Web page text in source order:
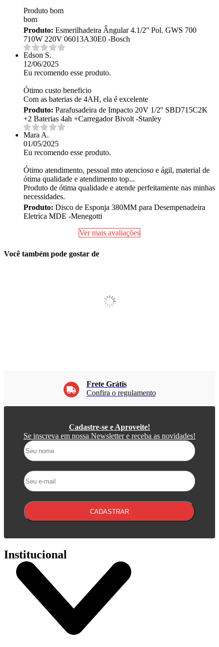
Produto bom
bom
Produto: Esmerilhadeira Ângular 4.1/2'' Pol. GWS 700
710W 220V 06013A30E0 -Bosch
Edson S.
12/06/2025
Eu recomendo esse produto.
Ótimo custo beneficio
Com as baterias de 4AH, ela é excelente
Produto: Parafusadeira de Impacto 20V 1/2'' SBD715C2K
+2 Baterias 4ah +Carregador Bivolt -Stanley
Mara A.
01/05/2025
Eu recomendo esse produto.
Ótimo atendimento, pessoal mto atencioso e ágil, material de
ótima qualidade e atendimento top...
Produto de ótima qualidade e atende perfeitamente nas minhas
necessidades.
Produto: Disco de Esponja 380MM para Desempenadeira
Eletrica MDE -Menegotti
Ver mais avaliações
Você também pode gostar de
Frete Grátis
Confira o regulamento
Cadastre-se e Aproveite!
Se inscreva em nossa Newsletter e receba as novidades!
CADASTRAR
Institucional